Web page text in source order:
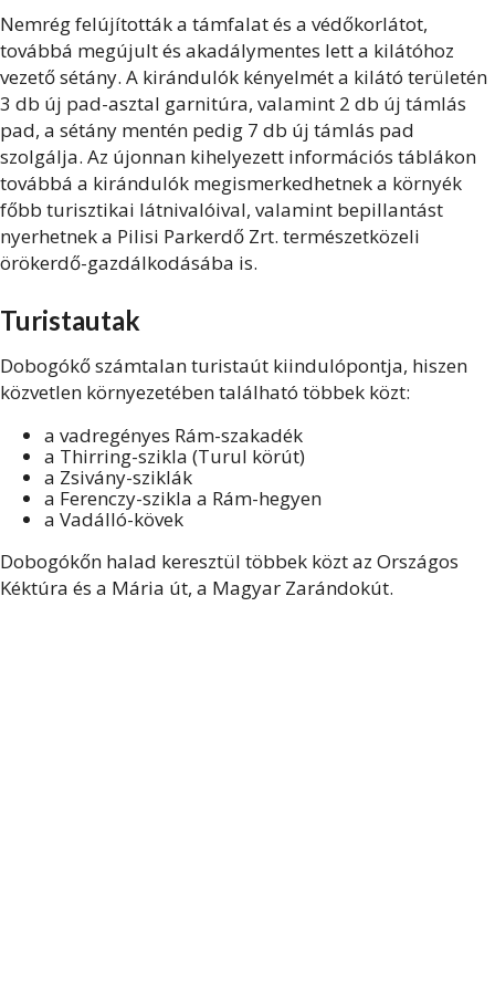
Nemrég felújították a támfalat és a védőkorlátot,
továbbá megújult és akadálymentes lett a kilátóhoz
vezető sétány. A kirándulók kényelmét a kilátó területén
3 db új pad-asztal garnitúra, valamint 2 db új támlás
pad, a sétány mentén pedig 7 db új támlás pad
szolgálja. Az újonnan kihelyezett információs táblákon
továbbá a kirándulók megismerkedhetnek a környék
főbb turisztikai látnivalóival, valamint bepillantást
nyerhetnek a Pilisi Parkerdő Zrt. természetközeli
örökerdő-gazdálkodásába is.
Turistautak
Dobogókő számtalan turistaút kiindulópontja, hiszen
közvetlen környezetében található többek közt:
a vadregényes Rám-szakadék
a Thirring-szikla (Turul körút)
a Zsivány-sziklák
a Ferenczy-szikla a Rám-hegyen
a Vadálló-kövek
Dobogókőn halad keresztül többek közt az Országos
Kéktúra és a Mária út, a Magyar Zarándokút.